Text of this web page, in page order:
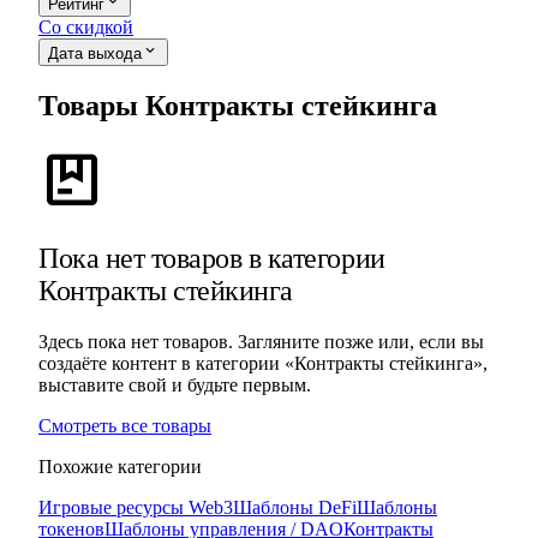
Рейтинг
Со скидкой
Дата выхода expand_more
Товары Контракты стейкинга
package
Пока нет товаров в категории
Контракты стейкинга
Здесь пока нет товаров. Загляните позже или, если вы
создаёте контент в категории «Контракты стейкинга»,
выставите свой и будьте первым.
Смотреть все товары
Похожие категории
Игровые ресурсы Web3Шаблоны DeFiШаблоны
токеновШаблоны управления / DAOКонтракты